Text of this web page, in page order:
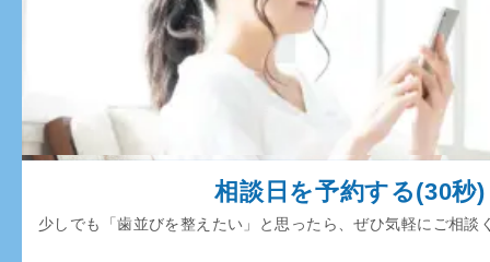
相談日を予約する(30秒)
少しでも「歯並びを整えたい」と思ったら、ぜひ気軽にご相談